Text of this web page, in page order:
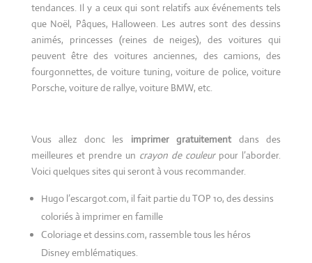
tendances. Il y a ceux qui sont relatifs aux événements tels
que Noël, Pâques, Halloween. Les autres sont des dessins
animés, princesses (reines de neiges), des voitures qui
peuvent être des voitures anciennes, des camions, des
fourgonnettes, de voiture tuning, voiture de police, voiture
Porsche, voiture de rallye, voiture BMW, etc.
Vous allez donc les imprimer gratuitementdans des
meilleures et prendre un crayon de couleurpour l’aborder.
Voici quelques sites qui seront à vous recommander.
Hugo l’escargot.com, il fait partie du TOP 10, des dessins
coloriés à imprimer en famille
Coloriage et dessins.com, rassemble tous les héros
Disney emblématiques.